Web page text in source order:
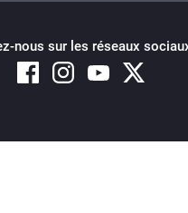
nous sur les réseaux